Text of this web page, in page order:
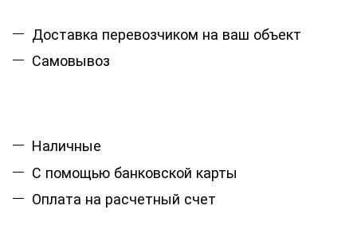
Доставка перевозчиком на ваш объект
Самовывоз
Наличные
С помощью банковской карты
Оплата на расчетный счет